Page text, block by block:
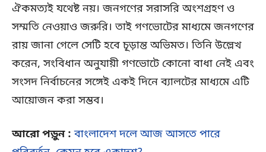
ঐকমত্যই যথেষ্ট নয়। জনগণের সরাসরি অংশগ্রহণ ও
সম্মতি নেওয়াও জরুরি। তাই গণভোটের মাধ্যমে জনগণের
রায় জানা গেলে সেটি হবে চূড়ান্ত অভিমত। তিনি উল্লেখ
করেন, সংবিধান অনুযায়ী গণভোটে কোনো বাধা নেই এবং
সংসদ নির্বাচনের সঙ্গেই একই দিনে ব্যালটের মাধ্যমে এটি
আয়োজন করা সম্ভব।
আরো পড়ুন : বাংলাদেশ দলে আজ আসতে পারে